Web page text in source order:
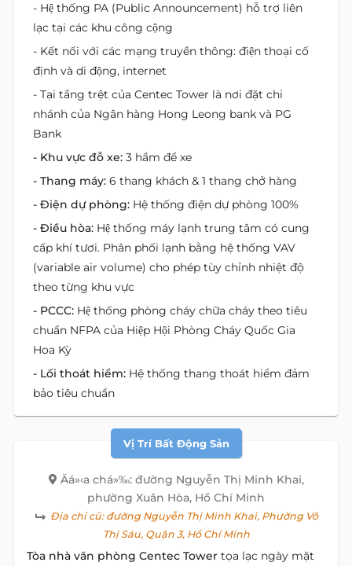
- Hệ thống PA (Public Announcement) hỗ trợ liên
lạc tại các khu công cộng
- Kết nối với các mạng truyền thông: điện thoại cố
định và di động, internet
- Tại tầng trệt của Centec Tower là nơi đặt chi
nhánh của Ngân hàng Hong Leong bank và PG
Bank
- Khu vực đỗ xe: 3 hầm để xe
- Thang máy: 6 thang khách & 1 thang chở hàng
- Điện dự phòng: Hệ thống điện dự phòng 100%
- Điều hòa: Hệ thống máy lạnh trung tâm có cung
cấp khí tươi. Phân phối lạnh bằng hệ thống VAV
(variable air volume) cho phép tùy chỉnh nhiệt độ
theo từng khu vực
- PCCC: Hệ thống phòng cháy chữa cháy theo tiêu
chuẩn NFPA của Hiệp Hội Phòng Cháy Quốc Gia
Hoa Kỳ
- Lối thoát hiểm: Hệ thống thang thoát hiểm đảm
bảo tiêu chuẩn
Vị Trí Bất Động Sản
Äá»‹a chá»‰: đường Nguyễn Thị Minh Khai,
phường Xuân Hòa, Hồ Chí Minh
Địa chỉ cũ:đường Nguyễn Thị Minh Khai, Phường Võ
Thị Sáu, Quận 3, Hồ Chí Minh
Tòa nhà văn phòng Centec Tower tọa lạc ngày mặt